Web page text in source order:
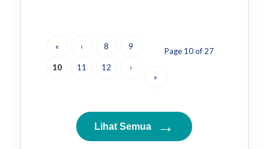
Page 10 of 27
« ‹ 8 9
10 11 12
›
»
Lihat Semua →